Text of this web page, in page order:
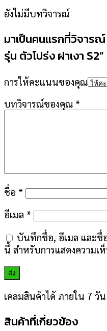
ยังไม่มีบทวิจารณ์
มาเป็นคนแรกที่วิจา
รุ่น ตัวโปร่ง ฝาเงา S2”
การให้คะแนนของคุณ
บทวิจารณ์ของคุณ *
ชื่อ *
อีเมล *
บันทึกชื่อ, อีเมล และชื่
นี้ สำหรับการแสดงความเ
เคลมสินค้าได้ ภายใน 7
สินค้าที่เกี่ยวข้อง